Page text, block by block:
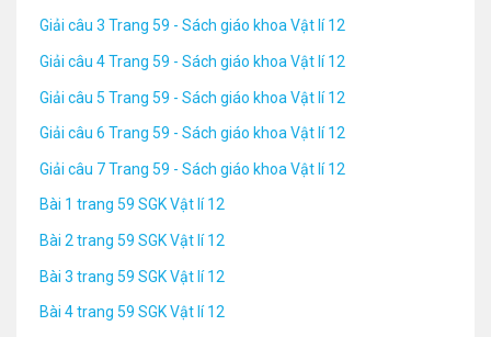
Giải câu 3 Trang 59 - Sách giáo khoa Vật lí 12
Giải câu 4 Trang 59 - Sách giáo khoa Vật lí 12
Giải câu 5 Trang 59 - Sách giáo khoa Vật lí 12
Giải câu 6 Trang 59 - Sách giáo khoa Vật lí 12
Giải câu 7 Trang 59 - Sách giáo khoa Vật lí 12
Bài 1 trang 59 SGK Vật lí 12
Bài 2 trang 59 SGK Vật lí 12
Bài 3 trang 59 SGK Vật lí 12
Bài 4 trang 59 SGK Vật lí 12